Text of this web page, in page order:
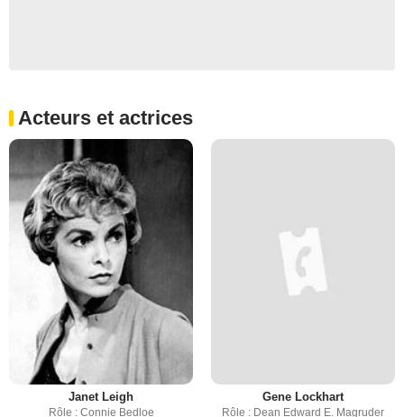
Acteurs et actrices
Janet Leigh
Rôle : Connie Bedloe
Gene Lockhart
Rôle : Dean Edward E. Magruder